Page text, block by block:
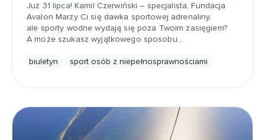
Już 31 lipca! Kamil Czerwiński – specjalista, Fundacja
Avalon Marzy Ci się dawka sportowej adrenaliny,
ale sporty wodne wydają się poza Twoim zasięgiem?
A może szukasz wyjątkowego sposobu…
biuletyn sport osób z niepełnosprawnościami